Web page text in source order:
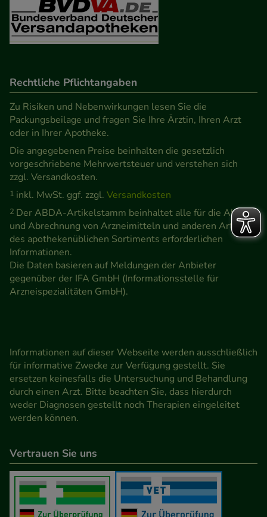
Rechtliche Pflichtangaben
Zu Risiken und Nebenwirkungen lesen Sie die
Packungsbeilage und fragen Sie Ihre Ärztin, Ihren Arzt
oder in Ihrer Apotheke.
Die angegebenen Preise beinhalten die gesetzlich
vorgeschriebene Mehrwertsteuer und verstehen sich
zzgl. Versandkosten.
1 inkl. MwSt. ggf. zzgl. Versandkosten
2 Der ABDA-Artikelstamm beinhaltet alle für die Abgabe
und Abrechnung von Arzneimitteln und anderen Artikeln
des apothekenüblichen Sortiments erforderlichen
Informationen.
Die Daten basieren auf Meldungen der Anbieter
gegenüber der IFA GmbH (Informationsstelle für
Arzneispezialitäten GmbH).
Informationen auf dieser Webseite werden ausschließlich
für informative Zwecke zur Verfügung gestellt. Sie
ersetzen keinesfalls die Untersuchung und Behandlung
durch einen Arzt. Bitte beachten Sie, dass hierdurch
weder Diagnosen gestellt noch Therapien eingeleitet
werden können.
Vertrauen Sie uns